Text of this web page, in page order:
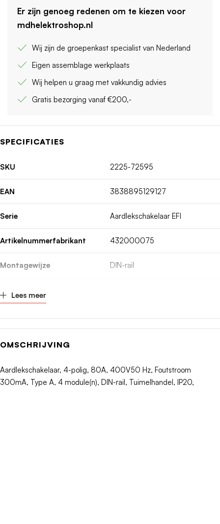
Er zijn genoeg redenen om te kiezen voor
mdhelektroshop.nl
Wij zijn de groepenkast specialist van Nederland
Eigen assemblage werkplaats
Wij helpen u graag met vakkundig advies
Gratis bezorging vanaf €200,-
SPECIFICATIES
SKU 2225-72595
EAN 3838895129127
Serie Aardlekschakelaar EFI
Artikelnummerfabrikant 432000075
Montagewijze DIN-rail
Spanningstype
Nom. isolatiespanning Ui V
Lees meer
OMSCHRIJVING
Aardlekschakelaar, 4-polig, 80A, 400V50 Hz, Foutstroom
300mA, Type A, 4 module(n), DIN-rail, Tuimelhandel, IP20,